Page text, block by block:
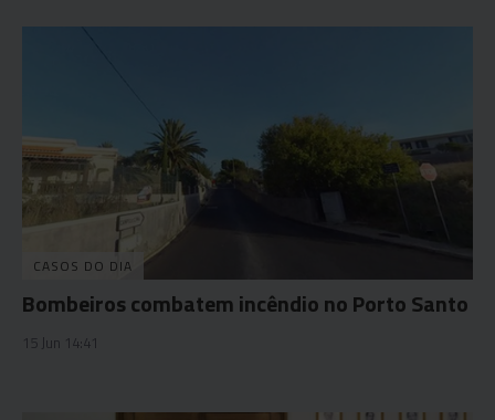
CASOS DO DIA
Bombeiros combatem incêndio no Porto Santo
15 Jun 14:41